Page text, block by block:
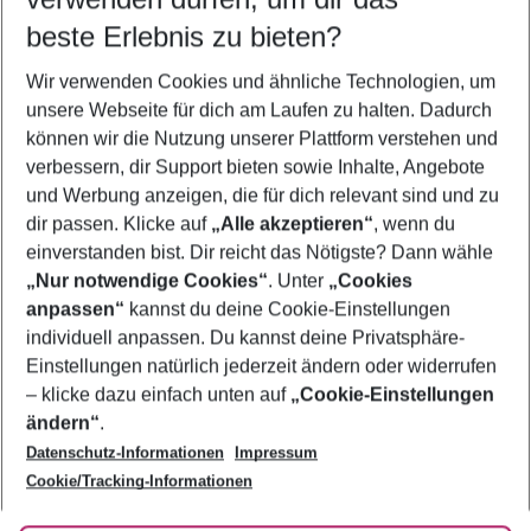
5-8 Nächte
2 Erwachsene Keine Kinder
Mehr Filter anzeigen
Footer
Footer navigation
Über uns
AGB
Bestpreisgarantie
Cookie-Einstellungen ändern
Cookie-Richtlinie
Agenturbetreuung
Barrierefreies Reisen
Folge uns
beste Erlebnis zu bieten?
Wir verwenden Cookies und ähnliche Technologien, um
unsere Webseite für dich am Laufen zu halten. Dadurch
können wir die Nutzung unserer Plattform verstehen und
verbessern, dir Support bieten sowie Inhalte, Angebote
und Werbung anzeigen, die für dich relevant sind und zu
dir passen. Klicke auf „Alle akzeptieren“, wenn du
einverstanden bist. Dir reicht das Nötigste? Dann wähle
„Nur notwendige Cookies“. Unter „Cookies
anpassen“ kannst du deine Cookie-Einstellungen
individuell anpassen. Du kannst deine Privatsphäre-
Einstellungen natürlich jederzeit ändern oder widerrufen
– klicke dazu einfach unten auf „Cookie-Einstellungen
ändern“.
Datenschutz-Informationen
Impressum
Cookie/Tracking-Informationen